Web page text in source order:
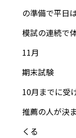
の準備で平日
模試の連続で
11月
期末試験
10月までに受
推薦の人が決
くる